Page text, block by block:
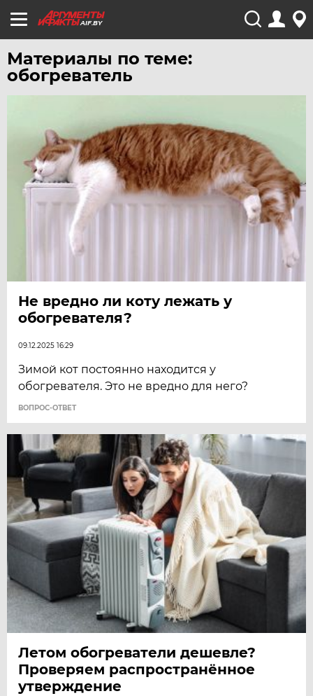
AIF.BY
Материалы по теме:
обогреватель
Не вредно ли коту лежать у
обогревателя?
09.12.2025 16:29
Зимой кот постоянно находится у
обогревателя. Это не вредно для него?
ВОПРОС-ОТВЕТ
Летом обогреватели дешевле?
Проверяем распространённое
утверждение